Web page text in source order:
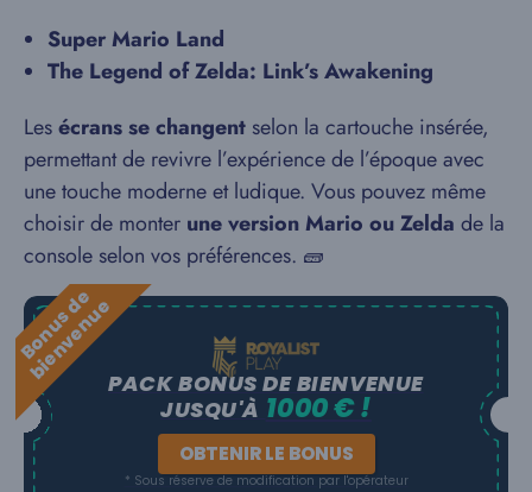
Super Mario Land
The Legend of Zelda: Link’s Awakening
Lesécrans se changent selon la cartouche insérée,
permettant de revivre l’expérience de l’époque avec
une touche moderne et ludique. Vous pouvez même
choisir de monter une version Mario ou Zelda de la
console selon vos préférences. 🧱
B
o
n
u
s
d
e
b
i
e
n
v
e
n
u
ePACK BONUS DE BIENVENUE
JUSQU'À 1000 € !
OBTENIR LE BONUS
* Sous réserve de modification par l'opérateur